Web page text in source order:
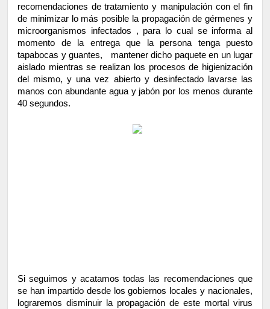
recomendaciones de tratamiento y manipulación con el fin
de minimizar lo más posible la propagación de gérmenes y
microorganismos infectados , para lo cual se informa al
momento de la entrega que la persona tenga puesto
tapabocas y guantes,   mantener dicho paquete en un lugar
aislado mientras se realizan los procesos de higienización
del mismo, y una vez abierto y desinfectado lavarse las
manos con abundante agua y jabón por los menos durante
40 segundos.
Si seguimos y acatamos todas las recomendaciones que
se han impartido desde los gobiernos locales y nacionales,
lograremos disminuir la propagación de este mortal virus